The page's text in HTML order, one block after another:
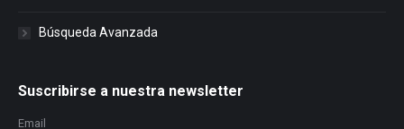
Búsqueda Avanzada
Suscribirse a nuestra newsletter
Email